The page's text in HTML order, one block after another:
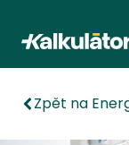
Kalkulátor.cz
Zpět na